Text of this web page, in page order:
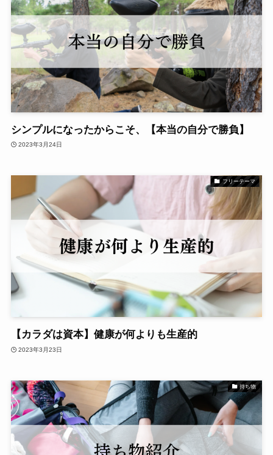
シンプルになったからこそ、【本当の自分で勝負】
2023年3月24日
フリーテーマ
【カラダは資本】健康が何よりも生産的
2023年3月23日
持ち物